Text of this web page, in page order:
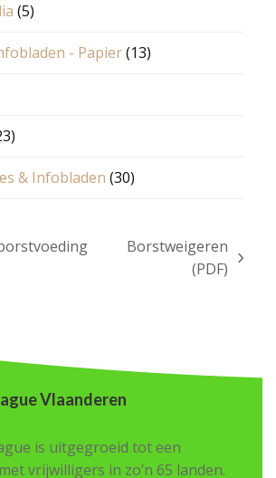
(5)
- Papier(13)
& Infobladen (30)
Borstweigeren
(PDF)
Vlaanderen
is uitgegroeid tot een
vrijwilligers in zo’n 65 landen.